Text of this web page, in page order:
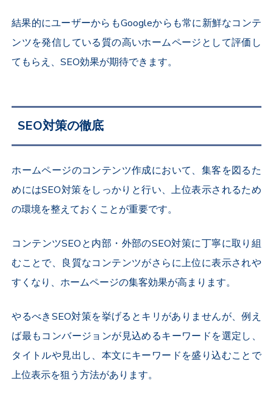
結果的にユーザーからもGoogleからも常に新鮮なコンテ
ンツを発信している質の高いホームページとして評価し
てもらえ、SEO効果が期待できます。
SEO対策の徹底
ホームページのコンテンツ作成において、集客を図るた
めにはSEO対策をしっかりと行い、上位表示されるため
の環境を整えておくことが重要です。
コンテンツSEOと内部・外部のSEO対策に丁寧に取り組
むことで、良質なコンテンツがさらに上位に表示されや
すくなり、ホームページの集客効果が高まります。
やるべきSEO対策を挙げるとキリがありませんが、例え
ば最もコンバージョンが見込めるキーワードを選定し、
タイトルや見出し、本文にキーワードを盛り込むことで
上位表示を狙う方法があります。